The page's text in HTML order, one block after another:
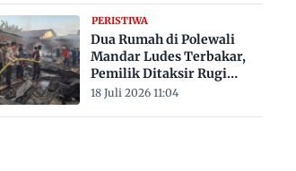
PERISTIWA
Dua Rumah di Polewali
Mandar Ludes Terbakar,
Pemilik Ditaksir Rugi
Rp200 Juta
18 Juli 2026 11:04